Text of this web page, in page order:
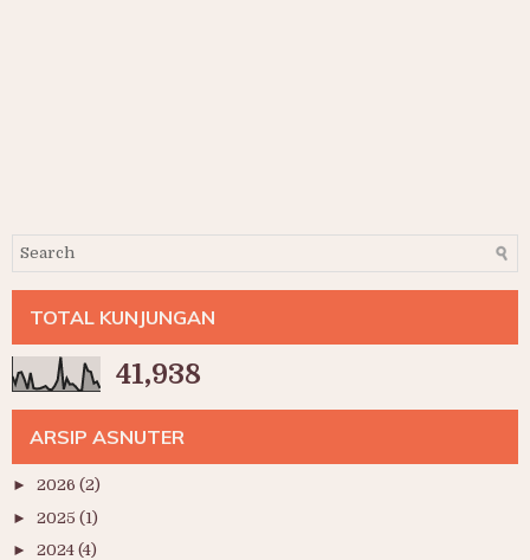
TOTAL KUNJUNGAN
41,938
ARSIP ASNUTER
► 2026 (2)
► 2025 (1)
► 2024 (4)